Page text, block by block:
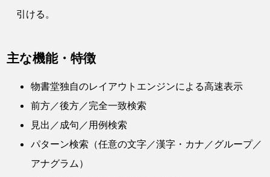
引ける。
主な機能・特徴
物書堂独自のレイアウトエンジンによる高速表示
前方／後方／完全一致検索
見出／成句／用例検索
パターン検索（任意の文字／漢字・カナ／グループ／
アナグラム）